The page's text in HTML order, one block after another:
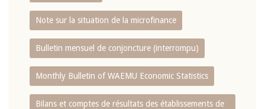
Note sur la situation de la microfinance
Bulletin mensuel de conjoncture (interrompu)
Monthly Bulletin of WAEMU Economic Statistics
Bilans et comptes de résultats des établissements de